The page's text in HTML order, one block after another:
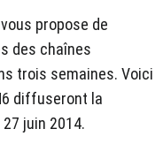
vous propose de
des chaînes
trois semaines. Voici
diffuseront la
juin 2014.